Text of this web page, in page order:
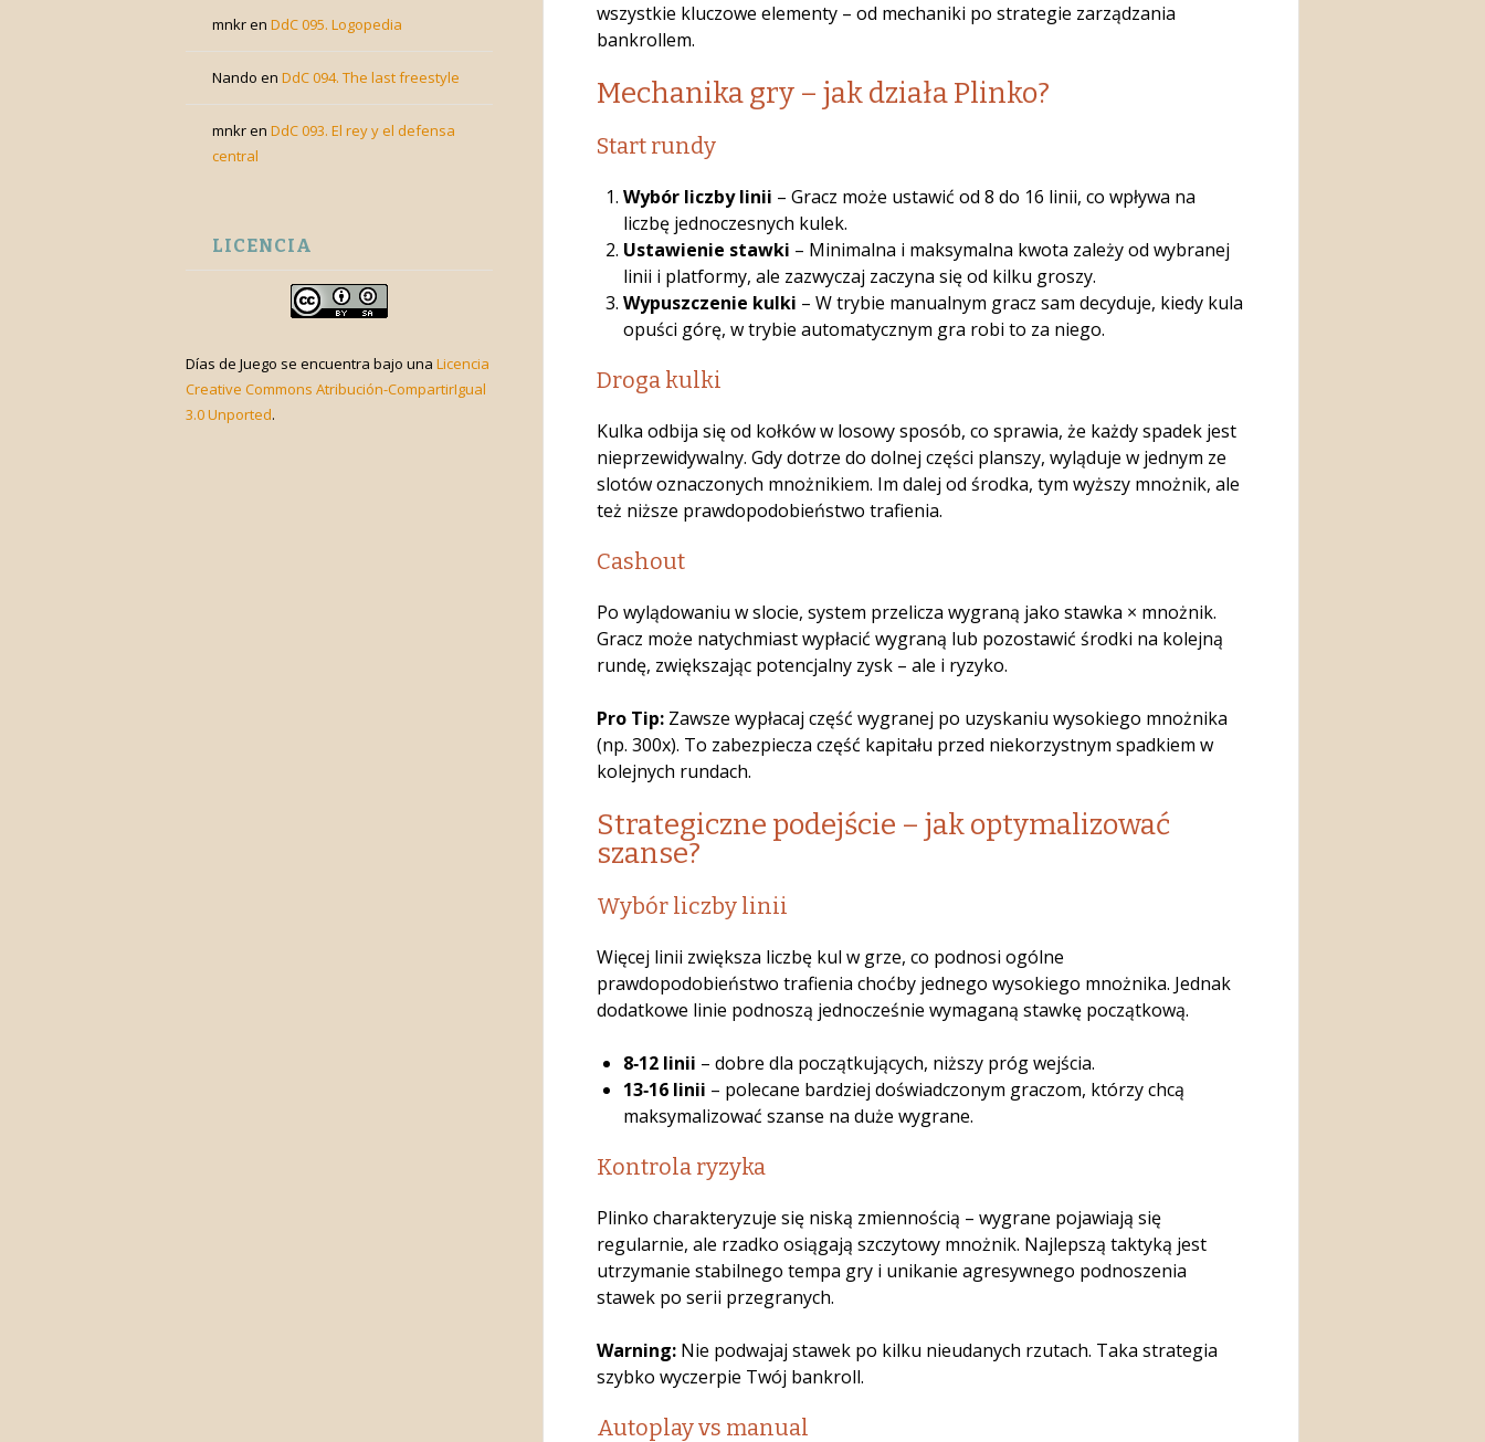
mnkren DdC 095. Logopedia
Nando en DdC 094. The last freestyle
mnkren DdC 093. El rey y el defensa
central
LICENCIA
Días de Juego se encuentra bajo una Licencia
Creative Commons Atribución-CompartirIgual
3.0 Unported.
wszystkie kluczowe elementy – od mechaniki po strategie zarządzania
bankrollem.
Mechanika gry – jak działa Plinko?
Start rundy
Wybór liczby linii – Gracz może ustawić od 8 do 16 linii, co wpływa na
liczbę jednoczesnych kulek.
Ustawienie stawki – Minimalna i maksymalna kwota zależy od wybranej
linii i platformy, ale zazwyczaj zaczyna się od kilku groszy.
Wypuszczenie kulki – W trybie manualnym gracz sam decyduje, kiedy kula
opuści górę, w trybie automatycznym gra robi to za niego.
Droga kulki
Kulka odbija się od kołków w losowy sposób, co sprawia, że każdy spadek jest
nieprzewidywalny. Gdy dotrze do dolnej części planszy, wyląduje w jednym ze
slotów oznaczonych mnożnikiem. Im dalej od środka, tym wyższy mnożnik, ale
też niższe prawdopodobieństwo trafienia.
Cashout
Po wylądowaniu w slocie, system przelicza wygraną jako stawka × mnożnik.
Gracz może natychmiast wypłacić wygraną lub pozostawić środki na kolejną
rundę, zwiększając potencjalny zysk – ale i ryzyko.
Pro Tip:Zawsze wypłacaj część wygranej po uzyskaniu wysokiego mnożnika
(np. 300x). To zabezpiecza część kapitału przed niekorzystnym spadkiem w
kolejnych rundach.
Strategiczne podejście – jak optymalizować
szanse?
Wybór liczby linii
Więcej linii zwiększa liczbę kul w grze, co podnosi ogólne
prawdopodobieństwo trafienia choćby jednego wysokiego mnożnika. Jednak
dodatkowe linie podnoszą jednocześnie wymaganą stawkę początkową.
8‑12 linii – dobre dla początkujących, niższy próg wejścia.
13‑16 linii – polecane bardziej doświadczonym graczom, którzy chcą
maksymalizować szanse na duże wygrane.
Kontrola ryzyka
Plinko charakteryzuje się niską zmiennością – wygrane pojawiają się
regularnie, ale rzadko osiągają szczytowy mnożnik. Najlepszą taktyką jest
utrzymanie stabilnego tempa gry i unikanie agresywnego podnoszenia
stawek po serii przegranych.
Warning:Nie podwajaj stawek po kilku nieudanych rzutach. Taka strategia
szybko wyczerpie Twój bankroll.
Autoplay vs manual